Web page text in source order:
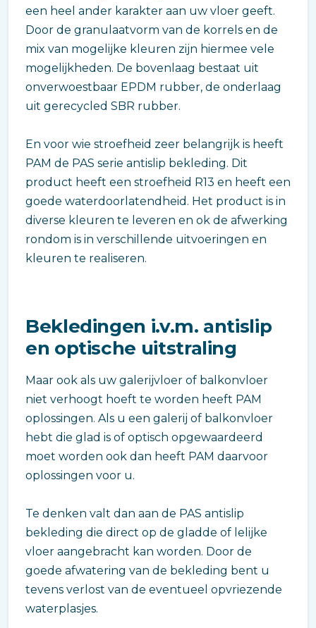
een heel ander karakter aan uw vloer geeft.
Door de granulaatvorm van de korrels en de
mix van mogelijke kleuren zijn hiermee vele
mogelijkheden. De bovenlaag bestaat uit
onverwoestbaar EPDM rubber, de onderlaag
uit gerecycled SBR rubber.
En voor wie stroefheid zeer belangrijk is heeft
PAM de PAS serie antislip bekleding. Dit
product heeft een stroefheid R13 en heeft een
goede waterdoorlatendheid. Het product is in
diverse kleuren te leveren en ok de afwerking
rondom is in verschillende uitvoeringen en
kleuren te realiseren.
Bekledingen i.v.m. antislip
en optische uitstraling
Maar ook als uw galerijvloer of balkonvloer
niet verhoogt hoeft te worden heeft PAM
oplossingen. Als u een galerij of balkonvloer
hebt die glad is of optisch opgewaardeerd
moet worden ook dan heeft PAM daarvoor
oplossingen voor u.
Te denken valt dan aan de PAS antislip
bekleding die direct op de gladde of lelijke
vloer aangebracht kan worden. Door de
goede afwatering van de bekleding bent u
tevens verlost van de eventueel opvriezende
waterplasjes.